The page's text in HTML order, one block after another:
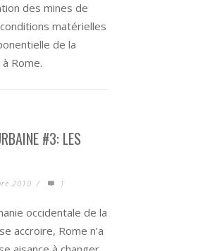
des mines de
matérielles
de la
Rome.
#3: LES
2010 / 1
occidentale de la
accroire, Rome n’a